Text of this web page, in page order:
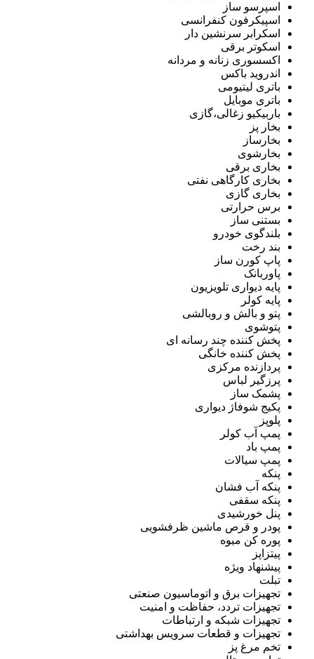
اسپرسو ساز
اسپیکرفون کنفرانسی
اسکرابر سرنشین دار
اسکوتر برقی
اکسسوری زنانه و مردانه
اندروید باکس
باتری لیتیومی
باتری موبایل
باربیکیو زغالی،گازی
بخار پز
بخارساز
بخارشوی
بخاری برقی
بخاری کارگاهی نفتی
بخاری گازی
برس حرارتی
بستنی ساز
بلندگوی خودرو
بند رخت
پاپ کورن ساز
پاوربانک
پایه دیواری تلویزیون
پایه کولر
پتو و بالش و روبالشی
پتوشوی
پخش کننده چند رسانه ای
پخش کننده خانگی
پردازنده مرکزی
پرزگیر لباس
پشمک ساز
پکیج شوفاژ دیواری
پلوپز
پمپ آب کولر
پمپ باد
پمپ سیالات
پنکه
پنکه آب فشان
پنکه سقفی
پنل خورشیدی
پودر و قرص ماشین ظرفشویی
پوره کن میوه
پیتزاپز
پیشنهاد ویژه
تبلت
تجهیزات برق و اتوماسیون صنعتی
تجهیزات تردد، حفاظت و امنیت
تجهیزات شبکه و ارتباطات
تجهیزات و قطعات سرویس بهداشتی
تخم مرغ پز